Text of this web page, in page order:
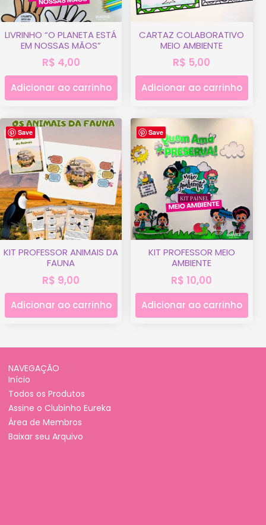
LIVRINHO “O PLANETA ESTÁ
EM NOSSAS MÃOS”
R$ 4,00
Adicionar ao carrinho
CARTAZ COLABORATIVO
MEIO AMBIENTE
R$ 5,00
Adicionar ao carrinho
Save
KIT PROFESSOR ANIMAIS DA
FAUNA
R$ 9,00
Adicionar ao carrinho
Save
KIT PROFESSOR MEIO
AMBIENTE
R$ 10,00
Adicionar ao carrinho
NAVEGAÇÃO
Início
Todos os Produtos
Assine o Clubinho Eureka
Área de Membros
Baixar seu Arquivo